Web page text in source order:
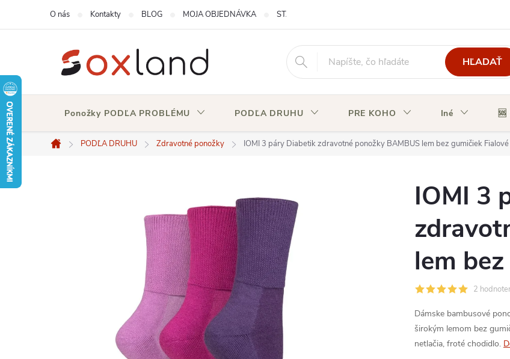
O nás Kontakty BLOG MOJA OBJEDNÁVKA STAV OBJEDNÁVKY
HĽADAŤ
Ponožky PODĽA PROBLÉMU PODĽA DRUHU PRE KOHO Iné 🆘
Domov
PODĽA DRUHU Zdravotné ponožky IOMI 3 páry Diabetik zdravotné ponožky BAMBUS lem bez gumičiek Fialové
IOMI 3
lem
2
Dámske bambusové
širokým lemom bez
netlačia, froté chodidlo.